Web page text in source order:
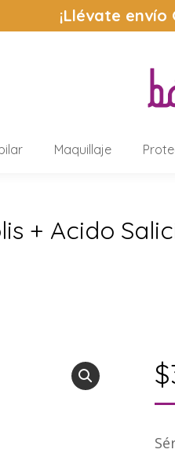
¡Llévate envío
Maquillaje
+ Acido
$